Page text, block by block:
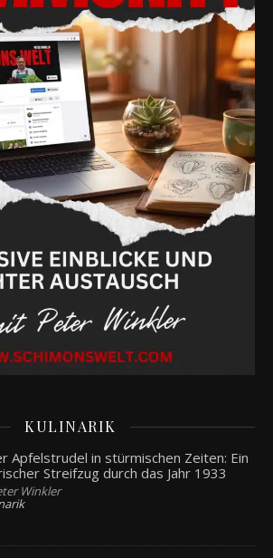
KULINARIK
Apfelstrudel in stürmischen Zeiten: Ein
Streifzug durch das Jahr 1933
Winkler